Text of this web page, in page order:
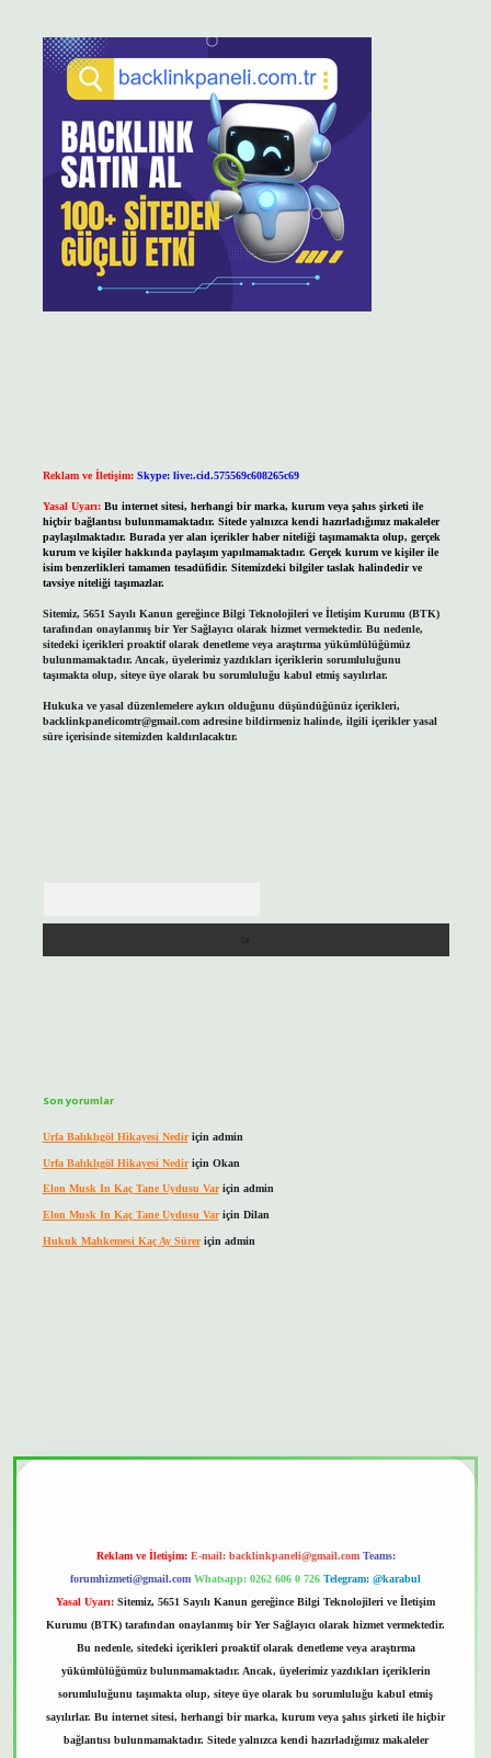
Reklam ve İletişim: Skype: live:.cid.575569c608265c69
Yasal Uyarı: Bu internet sitesi, herhangi bir marka, kurum veya şahıs şirketi ile
hiçbir bağlantısı bulunmamaktadır. Sitede yalnızca kendi hazırladığımız makaleler
paylaşılmaktadır. Burada yer alan içerikler haber niteliği taşımamakta olup, gerçek
kurum ve kişiler hakkında paylaşım yapılmamaktadır. Gerçek kurum ve kişiler ile
isim benzerlikleri tamamen tesadüfidir. Sitemizdeki bilgiler taslak halindedir ve
tavsiye niteliği taşımazlar.
Sitemiz, 5651 Sayılı Kanun gereğince Bilgi Teknolojileri ve İletişim Kurumu (BTK)
tarafından onaylanmış bir Yer Sağlayıcı olarak hizmet vermektedir. Bu nedenle,
sitedeki içerikleri proaktif olarak denetleme veya araştırma yükümlülüğümüz
bulunmamaktadır. Ancak, üyelerimiz yazdıkları içeriklerin sorumluluğunu
taşımakta olup, siteye üye olarak bu sorumluluğu kabul etmiş sayılırlar.
Hukuka ve yasal düzenlemelere aykırı olduğunu düşündüğünüz içerikleri,
backlinkpanelicomtr@gmail.comadresine bildirmeniz halinde, ilgili içerikler yasal
süre içerisinde sitemizden kaldırılacaktır.
Son yorumlar
Urfa Balıklıgöl Hikayesi Nediriçin admin
Urfa Balıklıgöl Hikayesi Nediriçin Okan
Elon Musk In Kaç Tane Uydusu Variçin admin
Elon Musk In Kaç Tane Uydusu Variçin Dilan
Hukuk Mahkemesi Kaç Ay Süreriçin admin
Reklam ve İletişim: E-mail: backlinkpaneli@gmail.com Teams:
forumhizmeti@gmail.com Whatsapp: 0262 606 0 726 Telegram: @karabul
Yasal Uyarı: Sitemiz, 5651 Sayılı Kanun gereğince Bilgi Teknolojileri ve İletişim
Kurumu (BTK) tarafından onaylanmış bir Yer Sağlayıcı olarak hizmet vermektedir.
Bu nedenle, sitedeki içerikleri proaktif olarak denetleme veya araştırma
yükümlülüğümüz bulunmamaktadır. Ancak, üyelerimiz yazdıkları içeriklerin
sorumluluğunu taşımakta olup, siteye üye olarak bu sorumluluğu kabul etmiş
sayılırlar. Bu internet sitesi, herhangi bir marka, kurum veya şahıs şirketi ile hiçbir
bağlantısı bulunmamaktadır. Sitede yalnızca kendi hazırladığımız makaleler